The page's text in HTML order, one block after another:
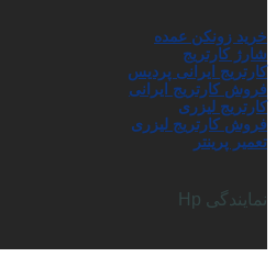
خرید زونکن عمده
شارژ کارتریج
کارتریج ایرانی پردیس
فروش کارتریج ایرانی
کارتریج لیزری
فروش کارتریج لیزری
تعمیر پرینتر
نمایندگی Hp